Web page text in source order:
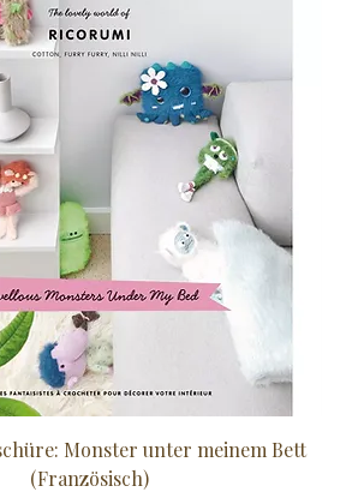
Monster unter meinem Bett
(Französisch)